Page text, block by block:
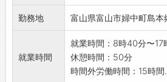
勤務地 富山県富山市婦中町島
就業時間
就業時間：8時40分〜17
休憩時間：50分
時間外労働時間：15時間